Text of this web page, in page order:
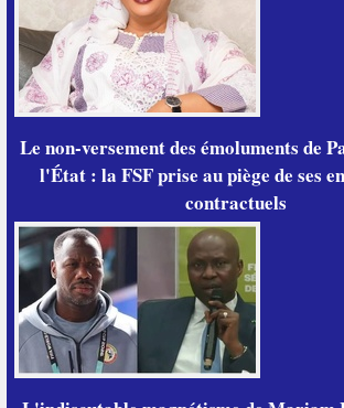
Le non-versement des émoluments de
l'État : la FSF prise au piège de ses
contractuels